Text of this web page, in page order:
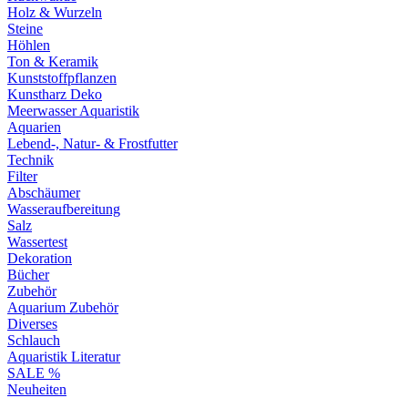
Holz & Wurzeln
Steine
Höhlen
Ton & Keramik
Kunststoffpflanzen
Kunstharz Deko
Meerwasser Aquaristik
Aquarien
Lebend-, Natur- & Frostfutter
Technik
Filter
Abschäumer
Wasseraufbereitung
Salz
Wassertest
Dekoration
Bücher
Zubehör
Aquarium Zubehör
Diverses
Schlauch
Aquaristik Literatur
SALE %
Neuheiten